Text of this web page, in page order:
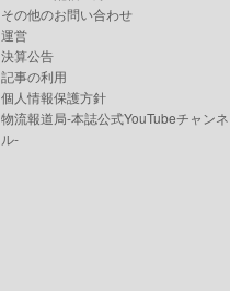
その他のお問い合わせ
運営
決算公告
記事の利用
個人情報保護方針
物流報道局-本誌公式YouTubeチャンネ
ル-